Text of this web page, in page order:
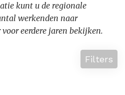
kunt u de regionale
werkenden naar
eerdere jaren bekijken.
Filters